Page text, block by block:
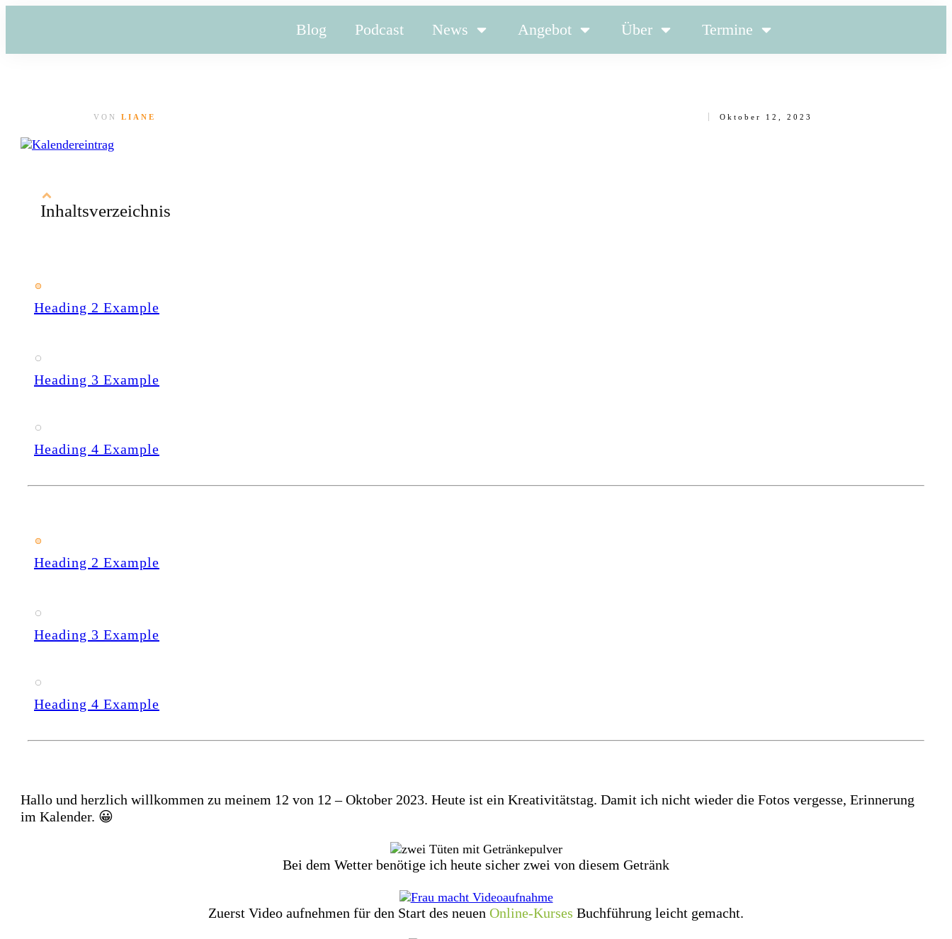
Blog Podcast News Angebot Über Termine
VON LIANE Oktober 12, 2023
Inhaltsverzeichnis
Heading 2 Example
Heading 3 Example
Heading 4 Example
Heading 2 Example
Heading 3 Example
Heading 4 Example
Hallo und herzlich willkommen zu meinem 12 von 12 – Oktober 2023. Heute ist ein Kreativitätstag. Damit ich nicht wieder die Fotos vergesse, Erinnerung
im Kalender. 😀
Bei dem Wetter benötige ich heute sicher zwei von diesem Getränk
Zuerst Video aufnehmen für den Start des neuen Online-Kurses Buchführung leicht gemacht.